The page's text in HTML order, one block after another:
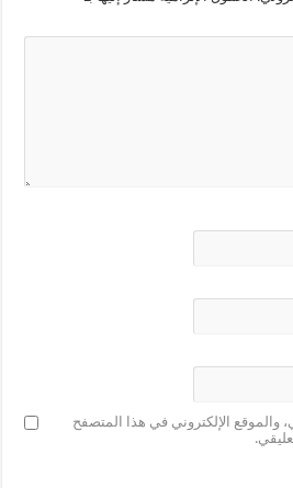
والموقع الإلكتروني في هذا المتصفح